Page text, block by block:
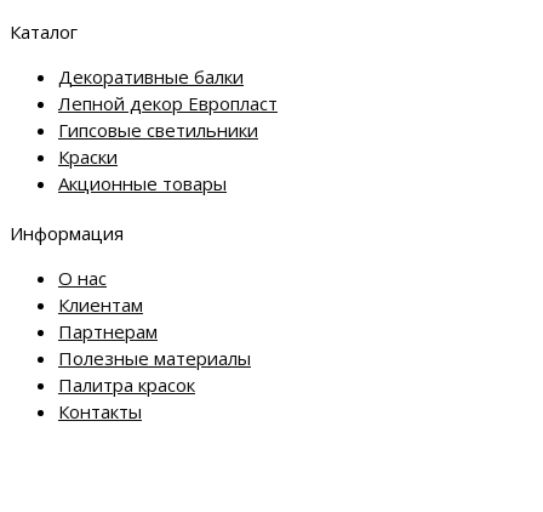
Каталог
Декоративные балки
Лепной декор Европласт
Гипсовые светильники
Краски
Акционные товары
Информация
О нас
Клиентам
Партнерам
Полезные материалы
Палитра красок
Контакты